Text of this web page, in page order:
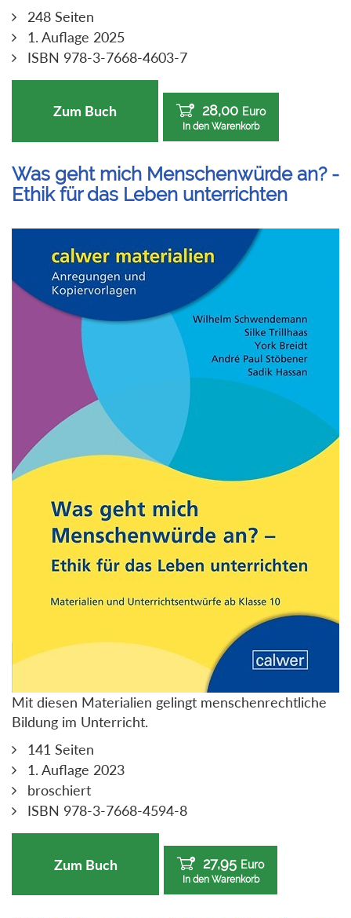
248 Seiten
1. Auflage 2025
ISBN 978-3-7668-4603-7
Zum Buch 28,00 Euro
In den Warenkorb
Was geht mich Menschenwürde an? -
Ethik für das Leben unterrichten
Mit diesen Materialien gelingt menschenrechtliche
Bildung im Unterricht.
141 Seiten
1. Auflage 2023
broschiert
ISBN 978-3-7668-4594-8
Zum Buch 27,95 Euro
In den Warenkorb